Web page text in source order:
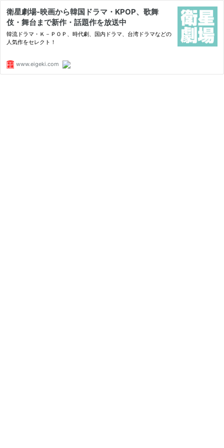
衛星劇場-映画から韓国ドラマ・KPOP、歌舞
伎・舞台まで新作・話題作を放送中
韓流ドラマ・Ｋ－ＰＯＰ、時代劇、国内ドラマ、台湾ドラマなどの
人気作をセレクト！
www.eigeki.com